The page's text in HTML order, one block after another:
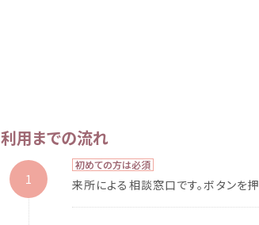
利用までの流れ
1
初めての方は必須
来所による 相談窓口です。ボタンを押